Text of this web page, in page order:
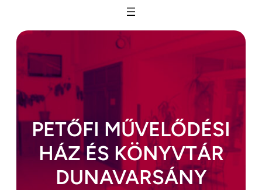
tartalomhoz
PETŐFI MŰVELŐDÉSI
HÁZ ÉS KÖNYVTÁR
DUNAVARSÁNY